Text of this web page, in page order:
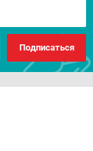
Подписаться